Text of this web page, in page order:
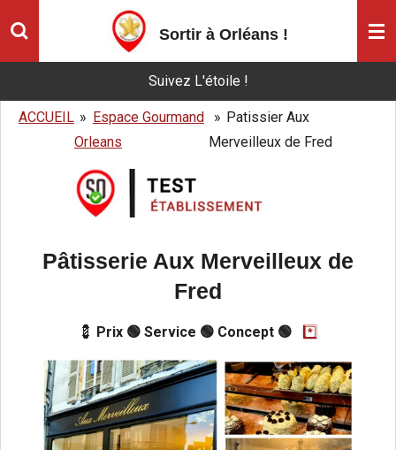
Passer
Sortir à Orléans !
Suivez L'étoile !
ACCUEIL » Espace Gourmand
Orleans
» Patissier Aux
Merveilleux de Fred
Pâtisserie Aux Merveilleux de
Fred
💈 Prix 🟢 Service 🟢 Concept 🟢 *️⃣